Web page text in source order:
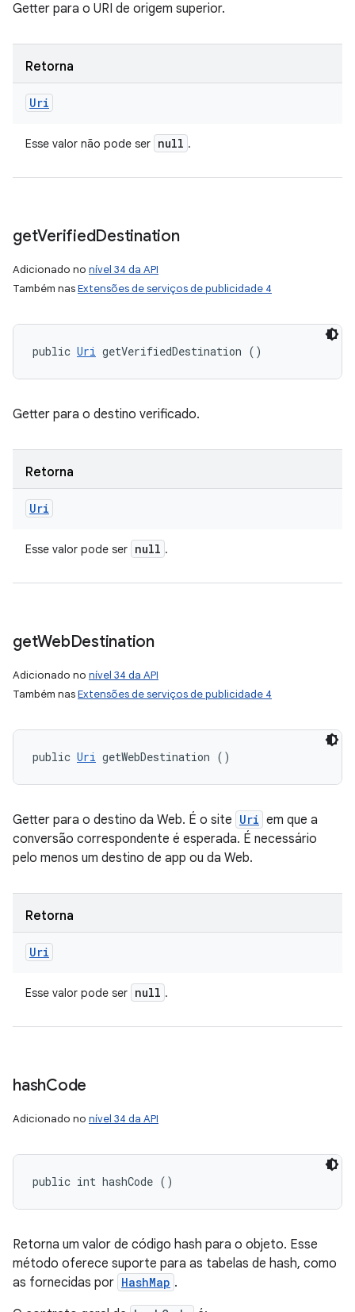
Getter para o URI de origem superior.
Retorna
Uri
Esse valor não pode ser null .
getVerifiedDestination
Adicionado no nível 34 da API
Também nasExtensões de serviços de publicidade 4
public Uri getVerifiedDestination ()
Getter para o destino verificado.
Retorna
Uri
Esse valor pode ser null .
getWebDestination
Adicionado no nível 34 da API
Também nasExtensões de serviços de publicidade 4
public Uri getWebDestination ()
Getter para o destino da Web. É o site Uri em que a
conversão correspondente é esperada. É necessário
pelo menos um destino de app ou da Web.
Retorna
Uri
Esse valor pode ser null .
hashCode
Adicionado no nível 34 da API
public int hashCode ()
Retorna um valor de código hash para o objeto. Esse
método oferece suporte para as tabelas de hash, como
as fornecidas por HashMap .